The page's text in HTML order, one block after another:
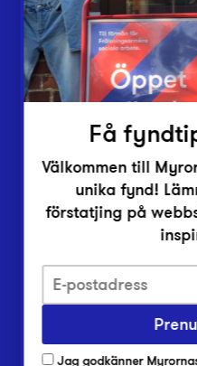
Inlämningsplatser
Om Myrorna
Lediga jobb
Pressrum
Integritetsskyddspolicy
Har du frågor om onlineköp,
Få
Välkommen till
unika fynd!
förstatjing på
Jag godkänner